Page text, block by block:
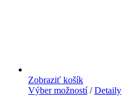
Zobraziť košík
Výber možností/ Detaily